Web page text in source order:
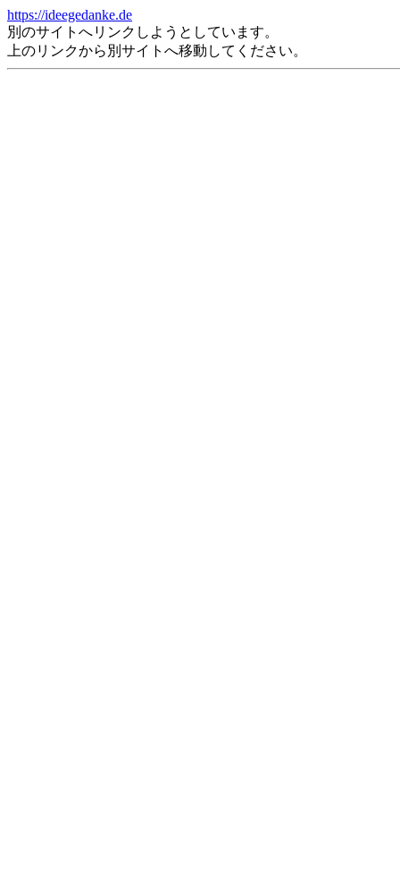
https://ideegedanke.de
別のサイトへリンクしようとしています。
上のリンクから別サイトへ移動してください。